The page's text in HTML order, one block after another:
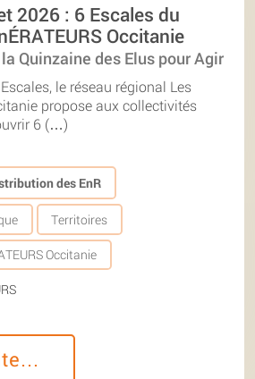
2026 : 6 Escales du
Occitanie
Quinzaine des Elus pour Agir
le réseau régional Les
propose aux collectivités
6 (…)
des EnR
Territoires
Occitanie